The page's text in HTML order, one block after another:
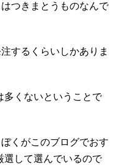
つきまとうものなんで
するくらいしかありま
多くないということで
くがこのブログでおす
選して選んでいるので